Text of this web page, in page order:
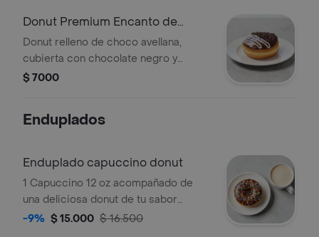
Donut Premium Encanto de
Chocolate
Donut relleno de choco avellana,
cubierta con chocolate negro y
grageas de chocolate
$ 7000
Enduplados
Enduplado capuccino donut
1 Capuccino 12 oz acompañado de
una deliciosa donut de tu sabor
preferido.
-9% $ 15.000 $ 16.500